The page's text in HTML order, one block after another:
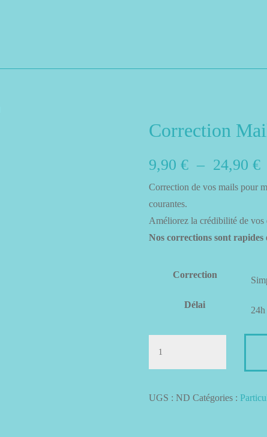
Correction
9,90 € – 24,90 €
à
Correction de vos mails pour
courantes.
Améliorez la crédibilité de vos
Nos corrections sont rapides
Correction
Délai
Mail
UGS : ND Catégories :